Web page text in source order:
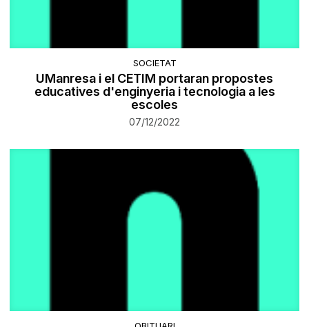
SOCIETAT
UManresa i el CETIM portaran propostes
educatives d'enginyeria i tecnologia a les
escoles
07/12/2022